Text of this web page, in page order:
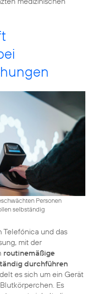
Personen
selbständig
Telefónica und das
mit der
routinemäßige
durchführen
es sich um ein Gerät
Es